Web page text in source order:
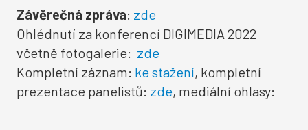
Závěrečná zpráva: zde
Ohlédnutí za konferencí DIGIMEDIA 2022
včetně fotogalerie: zde
Kompletní záznam: ke stažení, kompletní
prezentace panelistů: zde, mediální ohlasy: